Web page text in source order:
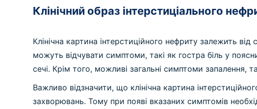
Клінічний образ інтерстиціального
Клінічна картина інтерстиційного нефриту залежить
можуть відчувати симптоми, такі як гостра біль у
сечі. Крім того, можливі загальні симптоми запалення,
Важливо відзначити, що клінічна картина
захворювань. Тому при появі вказаних симптомів